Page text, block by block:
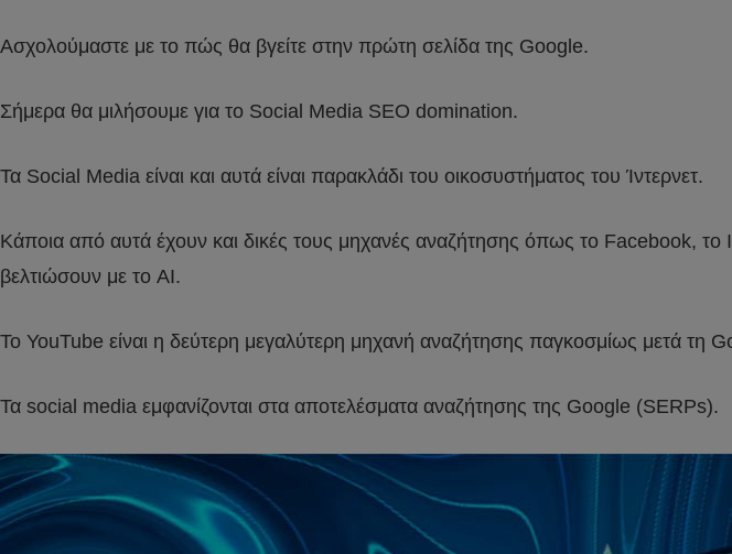
Ασχολούμαστε με το πώς θα βγείτε στην πρώτη σελίδα της Google.
Σήμερα θα μιλήσουμε για το Social Media SEO domination.
Τα Social Media είναι και αυτά είναι παρακλάδι του οικοσυστήματος του Ίντερνετ.
Κάποια από αυτά έχουν και δικές τους μηχανές αναζήτησης όπως το Facebook,
βελτιώσουν με το AI.
Το YouTube είναι η δεύτερη μεγαλύτερη μηχανή αναζήτησης παγκοσμίως μετά τη
Τα social media εμφανίζονται στα αποτελέσματα αναζήτησης της Google (SERPs).